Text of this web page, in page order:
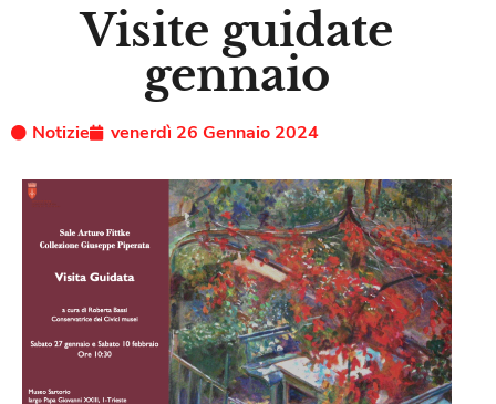
Visite guidate
gennaio
Notizie venerdì 26 Gennaio 2024